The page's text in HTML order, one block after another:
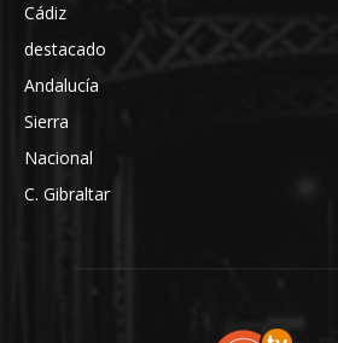
Cádiz
destacado
Andalucía
Sierra
Nacional
C. Gibraltar